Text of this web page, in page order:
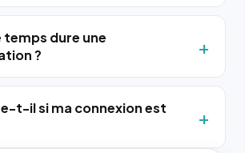
temps dure une
?
t-il si ma connexion est